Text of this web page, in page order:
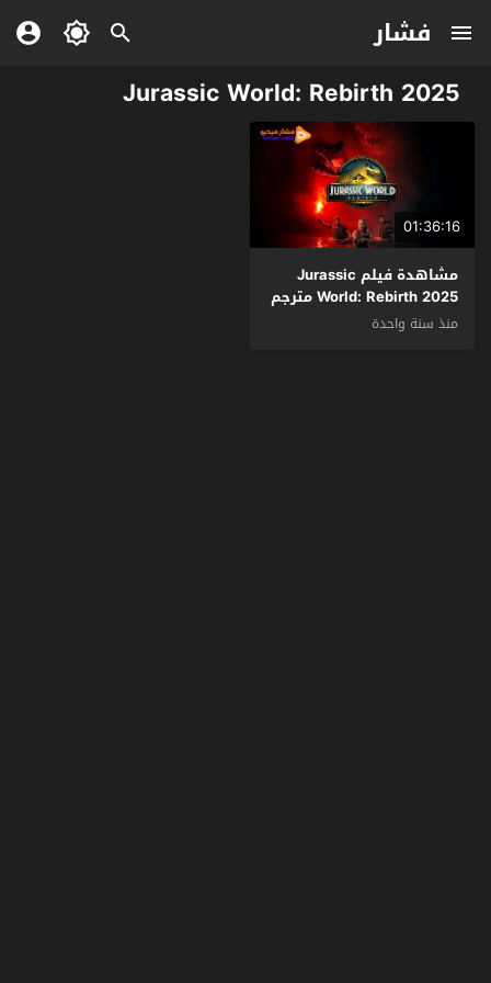
فشار
Jurassic World: Rebirth 2025
01:36:16
مشاهدة فيلم Jurassic
World: Rebirth 2025 مترجم
منذ سنة واحدة